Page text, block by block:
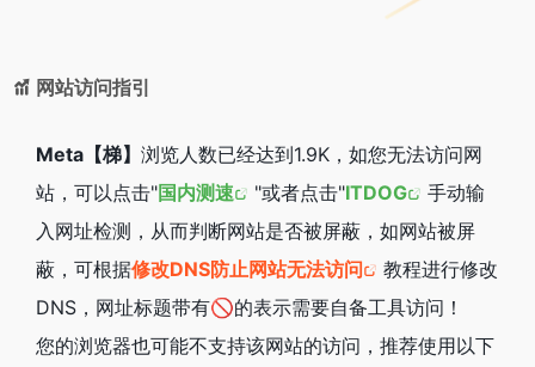
网站访问指引
Meta【梯】 浏览人数已经达到1.9K，如您无法访问网
站，可以点击"国内测速 "或者点击"ITDOG
手动输
入网址检测，从而判断网站是否被屏蔽，如网站被屏
蔽，可根据修改DNS防止网站无法访问
教程进行修改
DNS，网址标题带有🚫的表示需要自备工具访问！
您的浏览器也可能不支持该网站的访问，推荐使用以下